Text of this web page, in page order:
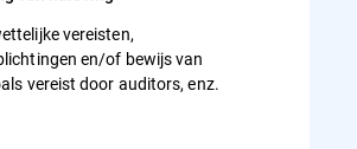
vereisten,
en/of bewijs van
vereist door auditors, enz.